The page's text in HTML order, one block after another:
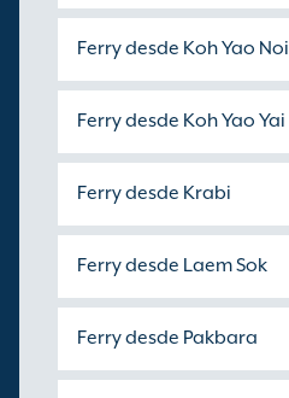
Ferry desde Koh Yao Noi
Ferry desde Koh Yao Yai
Ferry desde Krabi
Ferry desde Laem Sok
Ferry desde Pakbara